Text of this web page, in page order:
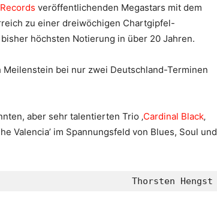
veröffentlichenden Megastars mit dem
zu einer dreiwöchigen Chartgipfel-
höchsten Notierung in über 20 Jahren.
bei nur zwei Deutschland-Terminen
aber sehr talentierten Trio ‚Cardinal Black‚
Valencia’ im Spannungsfeld von Blues, Soul und
Thorsten Hengst